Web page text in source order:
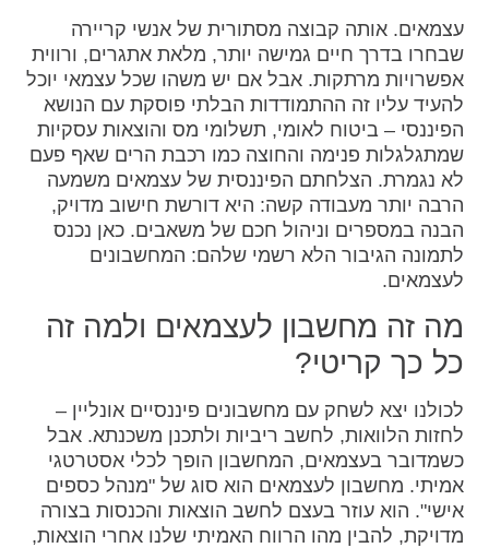
עצמאים. אותה קבוצה מסתורית של אנשי קריירה
שבחרו בדרך חיים גמישה יותר, מלאת אתגרים, ורווית
אפשרויות מרתקות. אבל אם יש משהו שכל עצמאי יוכל
להעיד עליו זה ההתמודדות הבלתי פוסקת עם הנושא
הפיננסי – ביטוח לאומי, תשלומי מס והוצאות עסקיות
שמתגלגלות פנימה והחוצה כמו רכבת הרים שאף פעם
לא נגמרת. הצלחתם הפיננסית של עצמאים משמעה
הרבה יותר מעבודה קשה: היא דורשת חישוב מדויק,
הבנה במספרים וניהול חכם של משאבים. כאן נכנס
לתמונה הגיבור הלא רשמי שלהם: המחשבונים
לעצמאים.
מה זה מחשבון לעצמאים ולמה זה
כל כך קריטי?
לכולנו יצא לשחק עם מחשבונים פיננסיים אונליין –
לחזות הלוואות, לחשב ריביות ולתכנן משכנתא. אבל
כשמדובר בעצמאים, המחשבון הופך לכלי אסטרטגי
אמיתי. מחשבון לעצמאים הוא סוג של "מנהל כספים
אישי". הוא עוזר בעצם לחשב הוצאות והכנסות בצורה
מדויקת, להבין מהו הרווח האמיתי שלנו אחרי הוצאות,